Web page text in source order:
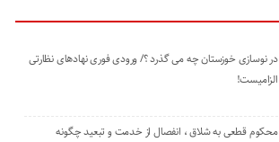
در نوسازی خوزستان چه می گذرد ؟/ ورودی فوری نهادهای نظارتی
الزامیست!
محکوم قطعی به شلاق ، انفصال از خدمت و تبعید چگونه